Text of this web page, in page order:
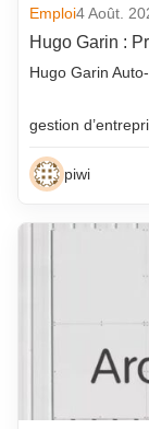
Emploi4 Août.
Hugo Garin :
Hugo Garin
gestion
piwi